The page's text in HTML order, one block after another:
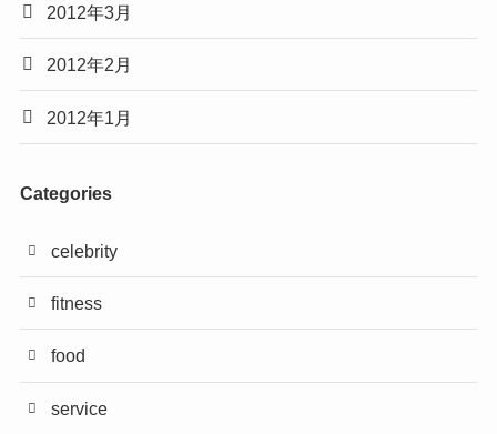
2012年3月
2012年2月
2012年1月
Categories
celebrity
fitness
food
service